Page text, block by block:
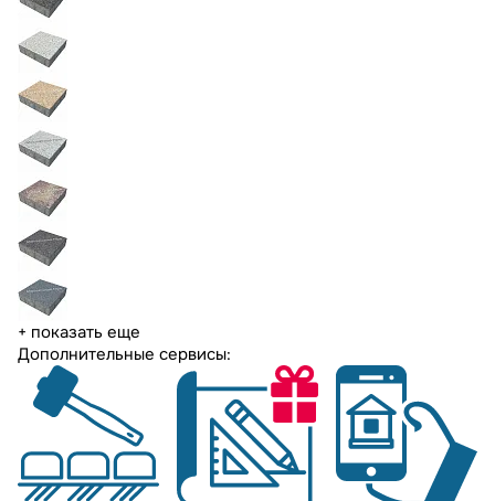
+ показать еще
Дополнительные сервисы: